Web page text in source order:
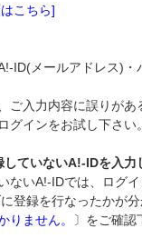
こちら]
ID(メールアドレス)
ご入力内容に誤りがあ
グインをお試し下さい。
していないA!-IDを入力
ないA!-IDでは、ログイ
登録を行なったかが
りません。
〕をご確認